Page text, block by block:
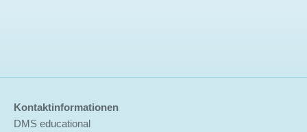
Kontaktinformationen
DMS educational